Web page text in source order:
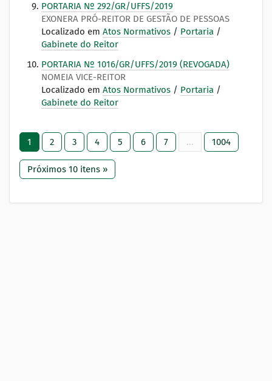
PORTARIA Nº 292/GR/UFFS/2019
EXONERA PRÓ-REITOR DE GESTÃO DE PESSOAS
Localizado em Atos Normativos / Portaria /
Gabinete do Reitor
PORTARIA Nº 1016/GR/UFFS/2019 (REVOGADA)
NOMEIA VICE-REITOR
Localizado em Atos Normativos / Portaria /
Gabinete do Reitor
1 2 3 4 5 6 7 ... 1004
Próximos 10 itens »